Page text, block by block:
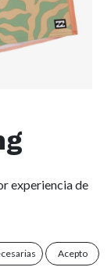
experiencia de
Acepto